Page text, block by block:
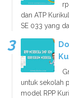
dan ATP
SE 033 yang
untuk sekolah
model RPP